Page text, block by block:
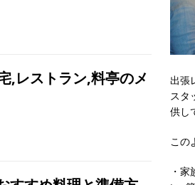
,レストラン,料亭のメ
出張
スタ
供し
この
・